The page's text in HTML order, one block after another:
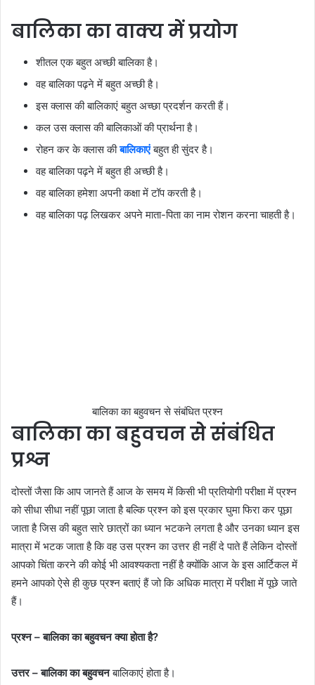
बालिका का वाक्य में प्रयोग
शीतल एक बहुत अच्छी बालिका है।
वह बालिका पढ़ने में बहुत अच्छी है।
इस क्लास की बालिकाएं बहुत अच्छा प्रदर्शन करती हैं।
कल उस क्लास की बालिकाओं की प्रार्थना है।
रोहन कर के क्लास कीबालिकाएं बहुत ही सुंदर है।
वह बालिका पढ़ने में बहुत ही अच्छी है।
वह बालिका हमेशा अपनी कक्षा में टॉप करती है।
वह बालिका पढ़ लिखकर अपने माता-पिता का नाम रोशन करना चाहती है।
बालिका का बहुवचन से संबंधित प्रश्न
बालिका का बहुवचन से संबंधित
प्रश्न
दोस्तों जैसा कि आप जानते हैं आज के समय में किसी भी प्रतियोगी परीक्षा में प्रश्न
को सीधा सीधा नहीं पूछा जाता है बल्कि प्रश्न को इस प्रकार घुमा फिरा कर पूछा
जाता है जिस की बहुत सारे छात्रों का ध्यान भटकने लगता है और उनका ध्यान इस
मात्रा में भटक जाता है कि वह उस प्रश्न का उत्तर ही नहीं दे पाते हैं लेकिन दोस्तों
आपको चिंता करने की कोई भी आवश्यकता नहीं है क्योंकि आज के इस आर्टिकल में
हमने आपको ऐसे ही कुछ प्रश्न बताएं हैं जो कि अधिक मात्रा में परीक्षा में पूछे जाते
हैं।
प्रश्न – बालिका का बहुवचन क्या होता है?
उत्तर – बालिका का बहुवचनबालिकाएं होता है।